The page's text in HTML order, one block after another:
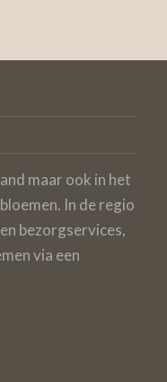
maar ook in het
In de regio
bezorgservices,
via een